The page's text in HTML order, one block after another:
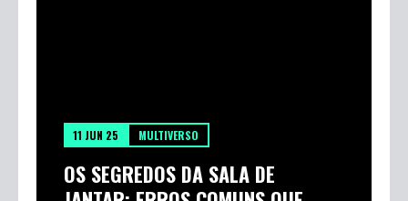
11 JUN 25 MULTIVERSO
OS SEGREDOS DA SALA DE